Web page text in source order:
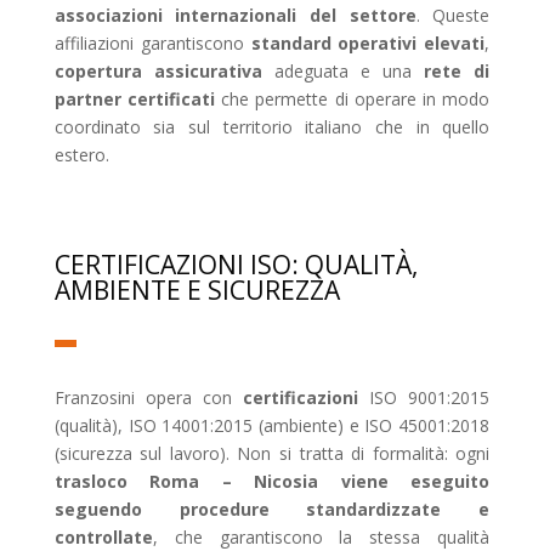
associazioni internazionali del settore. Queste
affiliazioni garantiscono standard operativi elevati,
copertura assicurativa adeguata e una rete di
partner certificati che permette di operare in modo
coordinato sia sul territorio italiano che in quello
estero.
CERTIFICAZIONI ISO: QUALITÀ,
AMBIENTE E SICUREZZA
Franzosini opera con certificazioni ISO 9001:2015
(qualità), ISO 14001:2015 (ambiente) e ISO 45001:2018
(sicurezza sul lavoro). Non si tratta di formalità: ogni
trasloco Roma – Nicosia viene eseguito
seguendo procedure standardizzate e
controllate, che garantiscono la stessa qualità